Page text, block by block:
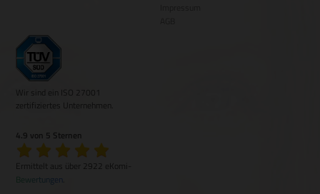
Wir sind ein ISO 27001
zertifiziertes Unternehmen.
4.9 von 5 Sternen
Ermittelt aus über 2922 eKomi-
Bewertungen